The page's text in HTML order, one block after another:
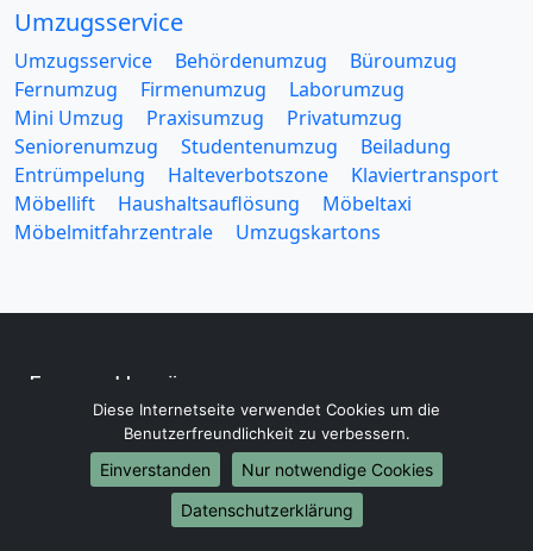
Umzugsservice
Umzugsservice Behördenumzug
Büroumzug
Fernumzug
Firmenumzug
Laborumzug
Mini Umzug
Praxisumzug
Privatumzug
Seniorenumzug
Studentenumzug
Beiladung
Entrümpelung
Halteverbotszone
Klaviertransport
Möbellift
Haushaltsauflösung
Möbeltaxi
Möbelmitfahrzentrale
Umzugskartons
Europa-Umzüge
Umzug von Mönchengladbach nach Belarus
Umzug von Mönchengladbach nach Belgien
Umzug von Mönchengladbach nach Bulgarien
Umzug von Mönchengladbach nach Dänemark
Umzug von Mönchengladbach nach England
Diese Internetseite verwendet Cookies um die
Benutzerfreundlichkeit zu verbessern.
Einverstanden
Nur notwendige Cookies
Datenschutzerklärung